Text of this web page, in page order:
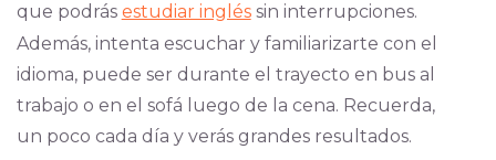
que podrás estudiar ingléssin interrupciones.
Además, intenta escuchar y familiarizarte con el
idioma, puede ser durante el trayecto en bus al
trabajo o en el sofá luego de la cena. Recuerda,
un poco cada día y verás grandes resultados.